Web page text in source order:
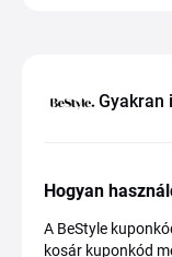
Gyakran
Hogyan
A BeStyle
kosár kuponkód